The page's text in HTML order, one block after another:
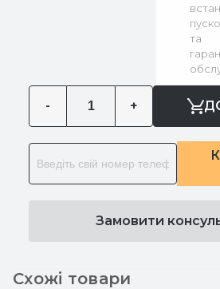
та
- +
Замовити
Схожі товари